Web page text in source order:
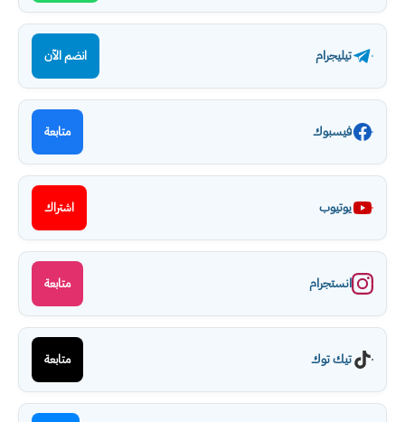
تيليجرام انضم الآن
فيسبوك متابعة
يوتيوب اشتراك
انستجرام متابعة
تيك توك متابعة